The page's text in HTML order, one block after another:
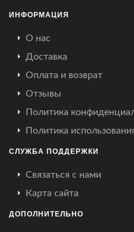
ИНФОРМАЦИЯ
О нас
Доставка
Оплата и возврат
Отзывы
Политика
Политика
СЛУЖБА ПОДДЕРЖКИ
Связаться с нами
Карта сайта
ДОПОЛНИТЕЛЬНО